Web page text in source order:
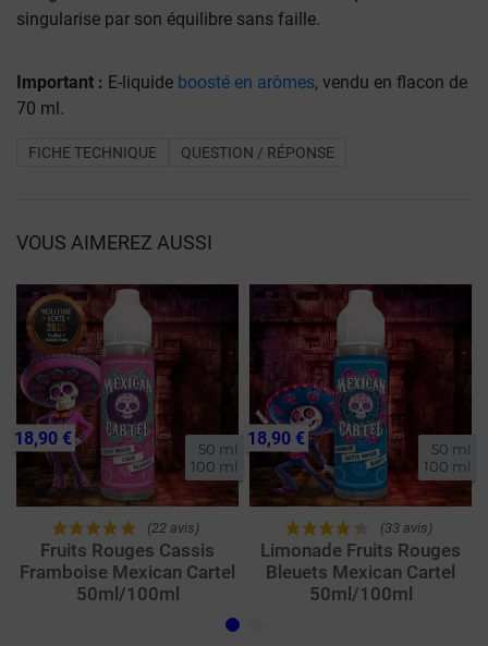
singularise par son équilibre sans faille.
Important : E-liquide boosté en arômes, vendu en flacon de
70 ml.
FICHE TECHNIQUE QUESTION / RÉPONSE
VOUS AIMEREZ AUSSI
50 ml
100 ml
(22 avis)
Fruits Rouges Cassis
Framboise Mexican Cartel
50ml/100ml
18,90 €
50 ml
100 ml
(33 avis)
Limonade Fruits Rouges
Bleuets Mexican Cartel
50ml/100ml
18,90 €